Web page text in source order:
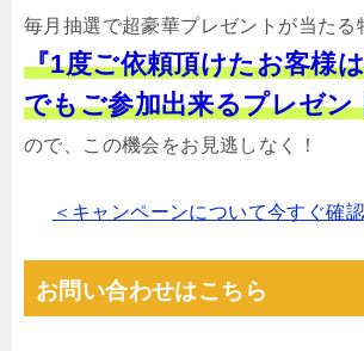
毎月抽選で超豪華プレゼントが当たる
『1度ご依頼頂けたお客様
でもご参加出来るプレゼン
ので、この機会をお見逃しなく！
＜キャンペーンについて今すぐ確
お問い合わせはこちら